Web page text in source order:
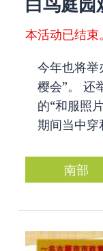
本活动已结束。
今年也将举
樱会”。 还
的“和服照
期间当中穿
南部